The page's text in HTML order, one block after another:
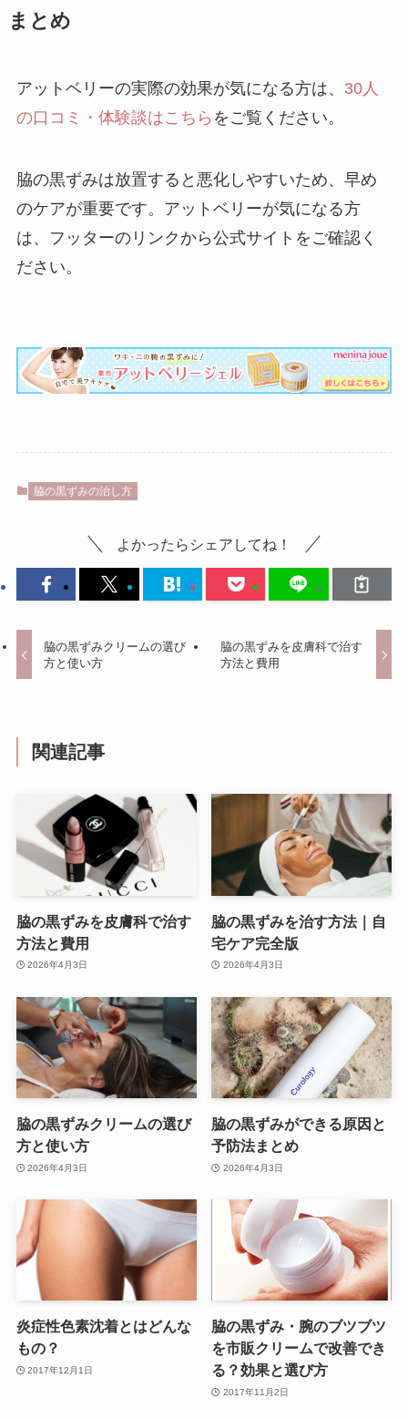
まとめ
アットベリーの実際の効果が気になる方は、 30人
の口コミ・体験談はこちら をご覧ください。
脇の黒ずみは放置すると悪化しやすいため、早め
のケアが重要です。アットベリーが気になる方
は、フッターのリンクから公式サイトをご確認く
ださい。
脇の黒ずみの治し方
よかったらシェアしてね！
脇の黒ずみクリームの選び
方と使い方
脇の黒ずみを皮膚科で治す
方法と費用
関連記事
脇の黒ずみを皮膚科で治す
方法と費用
2026年4月3日
脇の黒ずみを治す方法｜自
宅ケア完全版
2026年4月3日
脇の黒ずみクリームの選び
方と使い方
2026年4月3日
脇の黒ずみができる原因と
予防法まとめ
2026年4月3日
炎症性色素沈着とはどんな
もの？
2017年12月1日
脇の黒ずみ・腕のブツブツ
を市販クリームで改善でき
る？効果と選び方
2017年11月2日